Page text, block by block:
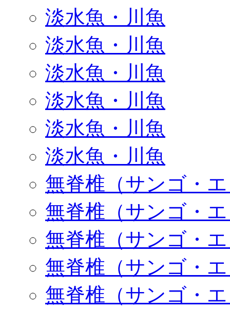
淡水魚・川魚
淡水魚・川魚
淡水魚・川魚
淡水魚・川魚
淡水魚・川魚
淡水魚・川魚
無脊椎（サンゴ・
無脊椎（サンゴ・
無脊椎（サンゴ・
無脊椎（サンゴ・
無脊椎（サンゴ・